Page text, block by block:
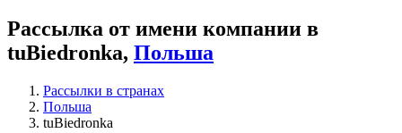
Рассылка от имени компании в
tuBiedronka, Польша
Рассылки в странах
Польша
tuBiedronka